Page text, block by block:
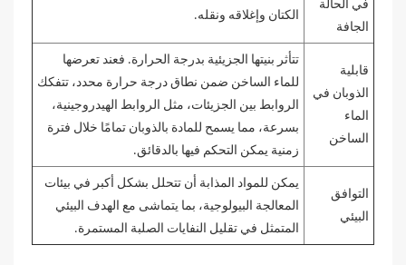
في الحالة
الجافة
الكتان وإغلاقه ونقله.
قابلية
الذوبان في
الماء
الساخن
تتأثر بنيتها الجزيئية بدرجة الحرارة. فعند تعرضها
للماء الساخن ضمن نطاق درجة حرارة محدد، تتفكك
الروابط بين الجزيئات، مثل الروابط الهيدروجينية،
بسرعة، مما يسمح للمادة بالذوبان تمامًا خلال فترة
زمنية يمكن التحكم فيها بالدقائق.
التوافق
البيئي
يمكن للمواد المذابة أن تتحلل بشكل أكبر في بيئات
المعالجة البيولوجية، بما يتماشى مع الهدف البيئي
المتمثل في تقليل النفايات الصلبة المستمرة.